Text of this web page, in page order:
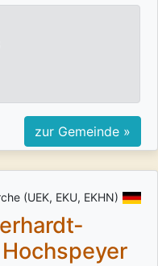
zur Gemeinde »
(UEK, EKU, EKHN)